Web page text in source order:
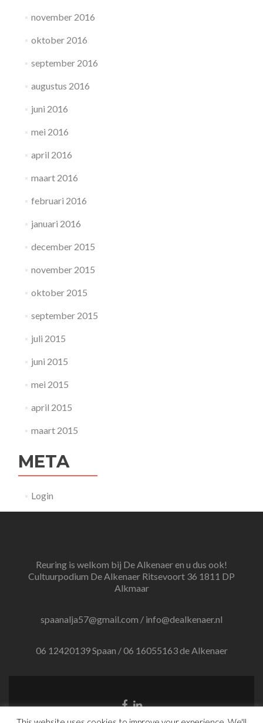
november 2016
oktober 2016
september 2016
augustus 2016
juni 2016
mei 2016
april 2016
maart 2016
februari 2016
januari 2016
december 2015
november 2015
oktober 2015
september 2015
juli 2015
juni 2015
mei 2015
april 2015
maart 2015
META
Login
Reuring is welkom bij De Alkenaer en u dus ook!
Cultuurpodium De Alkenaer Ritsevoort 36 1811 DP
Alkmaar
spaanalja57@gmail.com / info@dealkenaer.nl
06 12420139 Spaan / 06 16055163 de Alkenaer
Facebook
Linkedin